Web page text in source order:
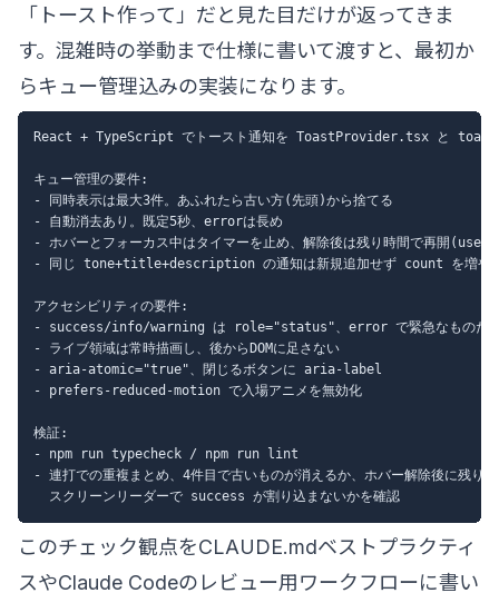
「トースト作って」だと見た目だけが返ってきま
す。混雑時の挙動まで仕様に書いて渡すと、最初か
らキュー管理込みの実装になります。
React + TypeScript でトースト通知を ToastProvider.tsx と
キュー管理の要件:
- 同時表示は最大3件。あふれたら古い方(先頭)から捨てる
- 自動消去あり。既定5秒、errorは長め
- ホバーとフォーカス中はタイマーを止め、解除後は残り時間で再開
- 同じ tone+title+description の通知は新規追加せず count を増やし
アクセシビリティの要件:
- success/info/warning は role="status"、error で緊急なもの
- ライブ領域は常時描画し、後からDOMに足さない
- aria-atomic="true"、閉じるボタンに aria-label
- prefers-reduced-motion で入場アニメを無効化
検証:
- npm run typecheck / npm run lint
- 連打での重複まとめ、4件目で古いものが消えるか、ホバー解除後に残り
このチェック観点をCLAUDE.mdベストプラクティ
スやClaude Codeのレビュー用ワークフローに書い